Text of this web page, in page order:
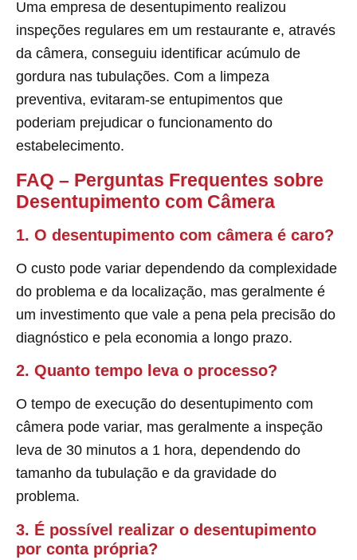
Uma empresa de desentupimento realizou
inspeções regulares em um restaurante e, através
da câmera, conseguiu identificar acúmulo de
gordura nas tubulações. Com a limpeza
preventiva, evitaram-se entupimentos que
poderiam prejudicar o funcionamento do
estabelecimento.
FAQ – Perguntas Frequentes sobre
Desentupimento com Câmera
1. O desentupimento com câmera é caro?
O custo pode variar dependendo da complexidade
do problema e da localização, mas geralmente é
um investimento que vale a pena pela precisão do
diagnóstico e pela economia a longo prazo.
2. Quanto tempo leva o processo?
O tempo de execução do desentupimento com
câmera pode variar, mas geralmente a inspeção
leva de 30 minutos a 1 hora, dependendo do
tamanho da tubulação e da gravidade do
problema.
3. É possível realizar o desentupimento
por conta própria?